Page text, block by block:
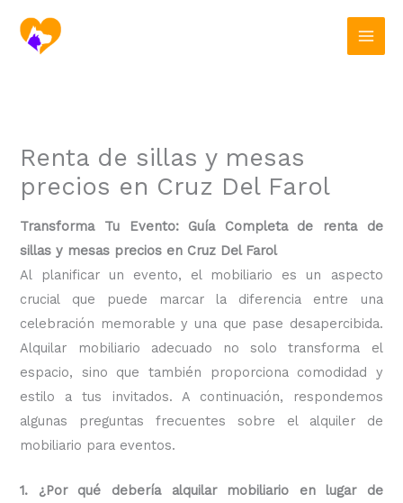
contenido
Renta de sillas y mesas
precios en Cruz Del Farol
Transforma Tu Evento: Guía Completa de renta de
sillas y mesas precios en Cruz Del Farol
Al planificar un evento, el mobiliario es un aspecto
crucial que puede marcar la diferencia entre una
celebración memorable y una que pase desapercibida.
Alquilar mobiliario adecuado no solo transforma el
espacio, sino que también proporciona comodidad y
estilo a tus invitados. A continuación, respondemos
algunas preguntas frecuentes sobre el alquiler de
mobiliario para eventos.
1. ¿Por qué debería alquilar mobiliario en lugar de